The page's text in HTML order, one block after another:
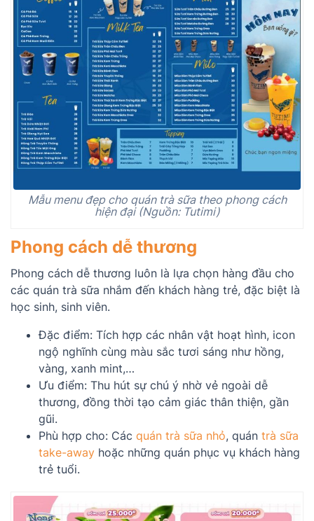
Mẫu menu đẹp cho quán trà sữa theo phong cách
hiện đại (Nguồn: Tutimi)
Phong cách dễ thương
Phong cách dễ thương luôn là lựa chọn hàng đầu cho
các quán trà sữa nhắm đến khách hàng trẻ, đặc biệt là
học sinh, sinh viên.
Đặc điểm: Tích hợp các nhân vật hoạt hình, icon
ngộ nghĩnh cùng màu sắc tươi sáng như hồng,
vàng, xanh mint,…
Ưu điểm: Thu hút sự chú ý nhờ vẻ ngoài dễ
thương, đồng thời tạo cảm giác thân thiện, gần
gũi.
Phù hợp cho: Các quán trà sữa nhỏ, quán trà sữa
take-away hoặc những quán phục vụ khách hàng
trẻ tuổi.